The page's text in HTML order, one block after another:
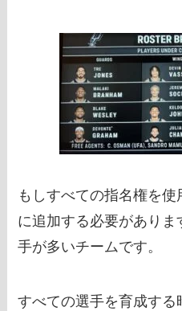
もしすべての指名権を
に追加する必要があり
手が多いチームです。
すべての選手を育成する